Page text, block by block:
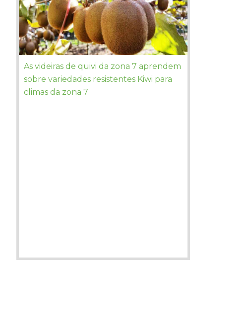
As videiras de quivi da zona 7 aprendem
sobre variedades resistentes Kiwi para
climas da zona 7